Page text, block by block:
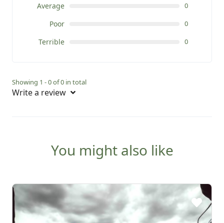
Average 0
Poor 0
Terrible 0
Showing 1 - 0 of 0 in total
Write a review
You might also like